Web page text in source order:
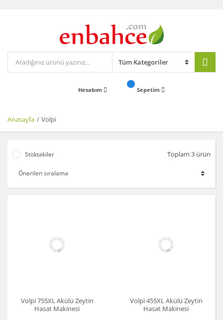
Hesabım Sepetim
Anasayfa Volpi
Stoktakiler Toplam 3 ürün
Volpi 755XL Akülü Zeytin
Hasat Makinesi
Volpi 455XL Akülü Zeytin
Hasat Makinesi